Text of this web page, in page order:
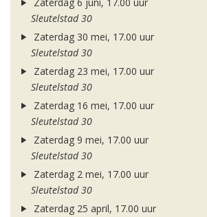
Zaterdag 6 juni, 17.00 uur
Sleutelstad 30
Zaterdag 30 mei, 17.00 uur
Sleutelstad 30
Zaterdag 23 mei, 17.00 uur
Sleutelstad 30
Zaterdag 16 mei, 17.00 uur
Sleutelstad 30
Zaterdag 9 mei, 17.00 uur
Sleutelstad 30
Zaterdag 2 mei, 17.00 uur
Sleutelstad 30
Zaterdag 25 april, 17.00 uur